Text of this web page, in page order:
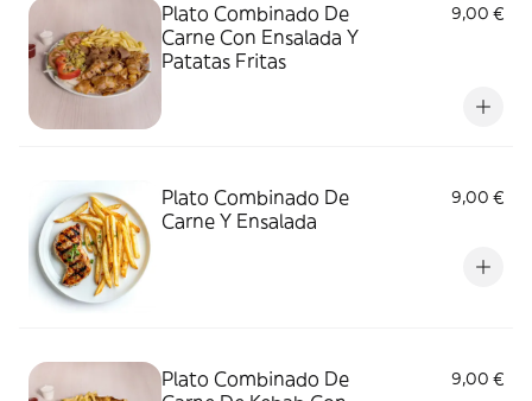
Plato Combinado De
Carne Con Ensalada Y
Patatas Fritas
9,00 €
Plato Combinado De
Carne Y Ensalada
9,00 €
Plato Combinado De
9,00 €